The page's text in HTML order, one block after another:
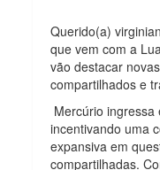
Querido(a)
que vem com a
vão destacar
compartilhados e
Mercúrio
incentivando uma
expansiva em
compartilhadas.